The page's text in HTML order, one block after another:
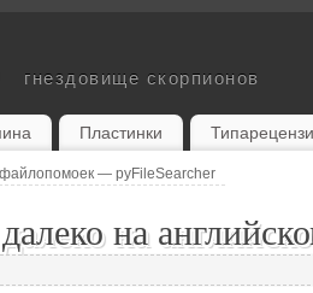
гнездовище скорпионов
Пластинки
— pyFileSearcher
на